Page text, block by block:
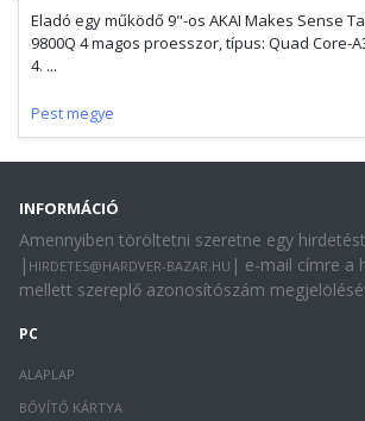
Eladó egy működő 9"-os AKAI Makes Sense
9800Q 4 magos proesszor, típus: Quad Core-
4. ...
Pest megye
INFORMÁCIÓ
Amennyiben töröltetni szeretne egy
| HIRDETES@HARDVER-BAZAR.HU | e-mail címre a
mellett szereplő azonosítószám
PC
ALAPLAP
BŐVÍTŐ KÁRTYA